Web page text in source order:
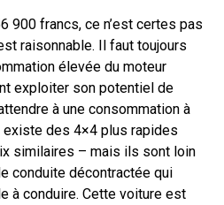
900 francs, ce n’est certes pas
raisonnable. Il faut toujours
élevée du moteur
exploiter son potentiel de
à une consommation à
des 4×4 plus rapides
similaires – mais ils sont loin
conduite décontractée qui
à conduire. Cette voiture est